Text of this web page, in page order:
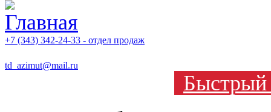
+7 (343) 342-24-33 - отдел продаж
td_azimut@mail.ru
Быстрый